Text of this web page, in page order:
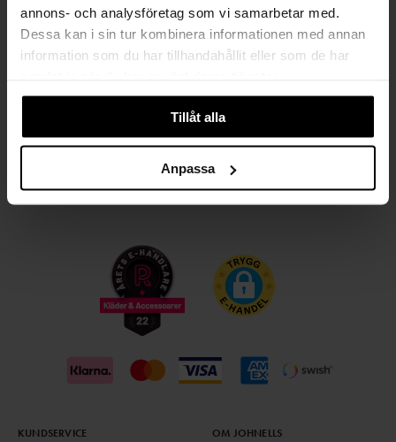
annons- och analysföretag som vi samarbetar med.
Dessa kan i sin tur kombinera informationen med annan
information som du har tillhandahållit eller som de har
Tillåt alla
Anpassa
Kvinna Man
PRENUMERERA
HANDLA TRYGGT OCH SMIDIGT
Välj det betalsätt som passar dig med Klarna. Vi på Johnells erbjuder flera
bekväma fraktalternativ; utlämningsställe, hemleverans och paketskåp. Du
får alltid med en fraktsedel i ditt paket för smidiga returer och byten!
KUNDSERVICE OM JOHNELLS